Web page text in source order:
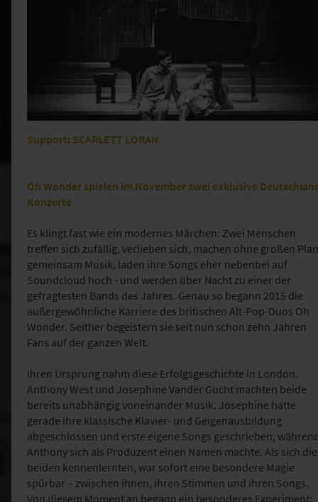
Support: SCARLETT LORAN
Oh Wonder spielen im November zwei exklusive
Konzerte
Es klingt fast wie ein modernes Märchen: Zwei Menschen
treffen sich zufällig, verlieben sich, machen ohne großen Plan
gemeinsam Musik, laden ihre Songs eher nebenbei auf
Soundcloud hoch - und werden über Nacht zu einer der
gefragtesten Bands des Jahres. Genau so begann 2015 die
außergewöhnliche Karriere des britischen Alt-Pop-Duos Oh
Wonder. Seither begeistern sie seit nun schon zehn Jahren
Fans auf der ganzen Welt.
Ihren Ursprung nahm diese Erfolgsgeschichte in London.
Anthony West und Josephine Vander Gucht machten beide
bereits unabhängig voneinander Musik. Josephine hatte
gerade ihre klassische Klavier- und Geigenausbildung
abgeschlossen und erste eigene Songs geschrieben,
Anthony sich als Produzent einen Namen machte. Als sich die
beiden kennenlernten, war sofort eine besondere Magie
spürbar – zwischen ihnen, ihren Stimmen und ihren Songs.
Von diesem Moment an begann ein besonderes Experiment: